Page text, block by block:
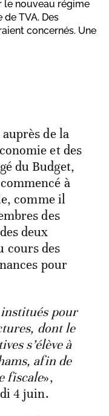
le nouveau régime
TVA. Des
concernés. Une
de la
et des
du Budget,
à
comme il
des
deux
cours des
pour
pour
dont le
s’élève à
afin de
fiscale»,
4 juin.